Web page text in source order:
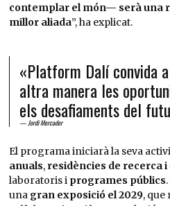
contemplar el món— serà una
millor aliada”, ha explicat.
«Platform Dalí convida
altra manera les
els desafiaments del
Jordi Mercader
El programa iniciarà la seva
anuals, residències de recerca i
laboratoris i programes públics
una gran exposició el 2029, que